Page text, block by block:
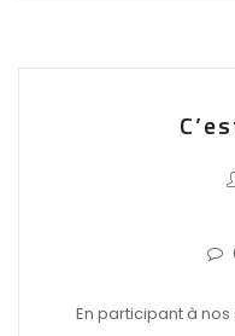
En participant à